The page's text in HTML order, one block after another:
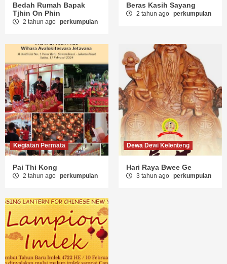
Bedah Rumah Bapak
Tjhin On Phin
2 tahun ago perkumpulan
Beras Kasih Sayang
2 tahun ago perkumpulan
Kegiatan Permata
Pai Thi Kong
2 tahun ago perkumpulan
Dewa Dewi Kelenteng
Hari Raya Bwee Ge
3 tahun ago perkumpulan